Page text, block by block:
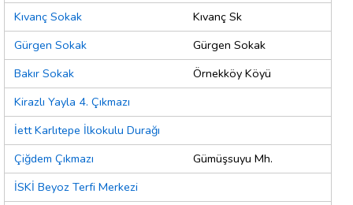
Kıvanç Sokak
Kıvanç Sk
Gürgen Sokak
Gürgen Sokak
Bakır Sokak
Örnekköy Köyü
Kirazlı Yayla 4. Çıkmazı
İett Karlıtepe İlkokulu Durağı
Çiğdem Çıkmazı
Gümüşsuyu Mh.
İSKİ Beyoz Terfi Merkezi